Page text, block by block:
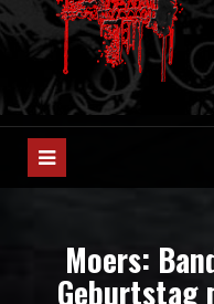
Deutschrock vom
Moers:
Geburtstag